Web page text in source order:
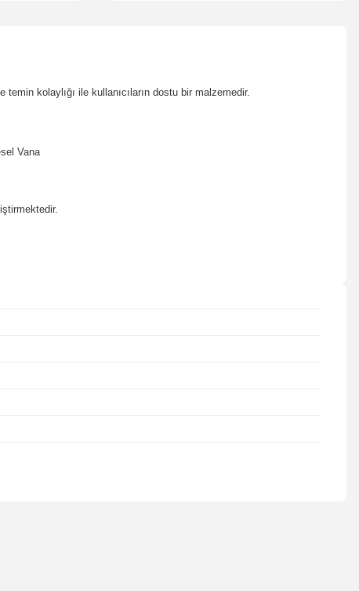
kolaylığı ile kullanıcıların dostu bir malzemedir.
Vana